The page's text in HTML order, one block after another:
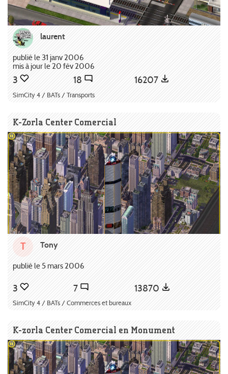
laurent
publié le 31 janv 2006
mis à jour le 20 fév 2006
3 18 16207
SimCity 4 / BATs / Transports
K-Zorla Center Comercial
T Tony
publié le 5 mars 2006
3 7 13870
SimCity 4 / BATs / Commerces et bureaux
K-zorla Center Comercial en Monument